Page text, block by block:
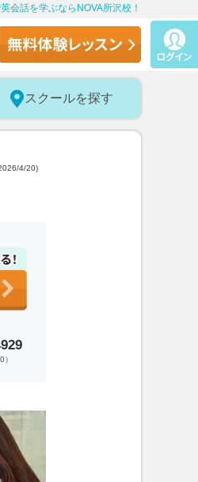
会話を学ぶならNOVA所沢校！
スクールを探す
4/20)